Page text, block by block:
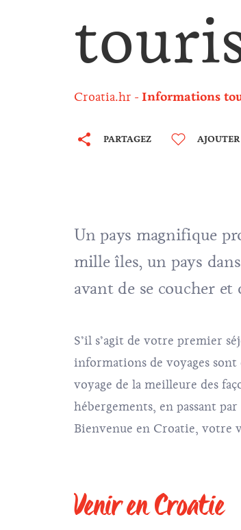
Croatia.hr Informations
PARTAGEZ
Un pays magnifique
mille îles, un pays
avant de se coucher
S’il s’agit de votre premier
informations de voyages
voyage de la meilleure des
hébergements, en passant
Bienvenue en Croatie, votre
Venir en Croatie